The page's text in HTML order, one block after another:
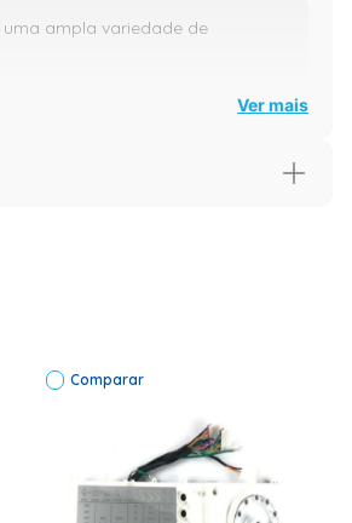
ampla variedade de
Ver mais
W11677209 | Potência:
W11677209 | Potência: 220v
Comparar